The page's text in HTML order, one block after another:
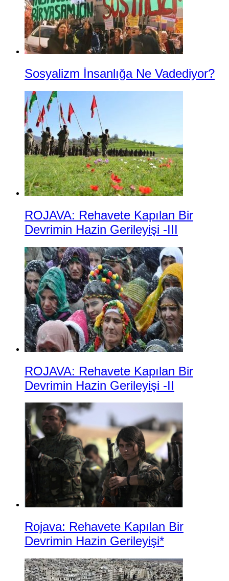
Sosyalizm İnsanlığa Ne Vadediyor?
ROJAVA: Rehavete Kapılan Bir
Devrimin Hazin Gerileyişi -III
ROJAVA: Rehavete Kapılan Bir
Devrimin Hazin Gerileyişi -II
Rojava: Rehavete Kapılan Bir
Devrimin Hazin Gerileyişi*